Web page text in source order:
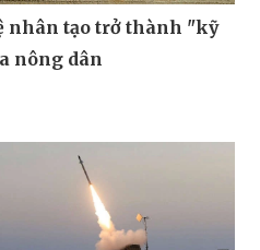
nhân tạo trở thành "kỹ
nông dân